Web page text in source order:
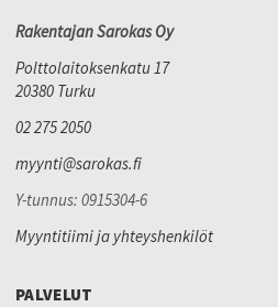
Rakentajan Sarokas Oy
Polttolaitoksenkatu 17
20380 Turku
02 275 2050
myynti@sarokas.fi
Y-tunnus: 0915304-6
Myyntitiimi ja yhteyshenkilöt
PALVELUT